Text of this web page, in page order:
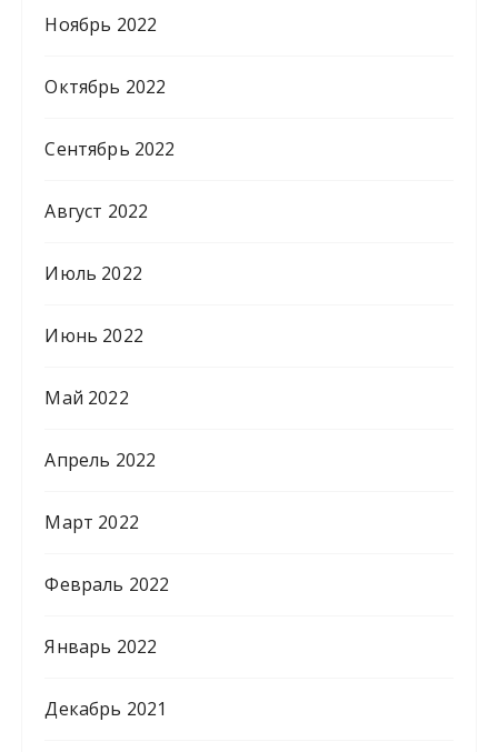
Ноябрь 2022
Октябрь 2022
Сентябрь 2022
Август 2022
Июль 2022
Июнь 2022
Май 2022
Апрель 2022
Март 2022
Февраль 2022
Январь 2022
Декабрь 2021